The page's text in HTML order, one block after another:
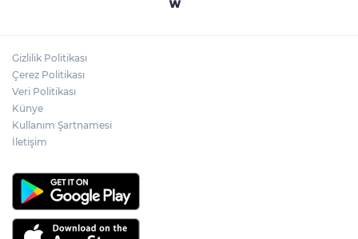
Gizlilik Politikası
Çerez Politikası
Veri Politikası
Künye
Kullanım Şartnamesi
İletişim